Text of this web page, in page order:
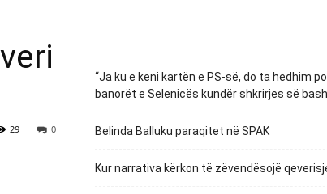
0
29
“Ja ku e keni kartën e PS-së, do ta hedhim
banorët e Selenicës kundër shkrirjes së
Belinda Balluku paraqitet në SPAK
Kur narrativa kërkon të zëvendësojë